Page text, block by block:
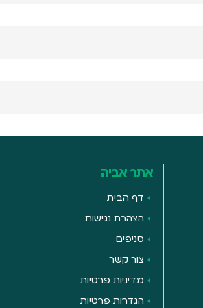
אתר אביה
דף הבית
הצהרת נגישות
סניפים
צור קשר
מדיניות פרטיות
הגדרות פרטיות